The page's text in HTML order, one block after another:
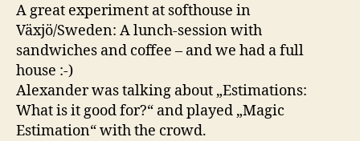
A great experiment at softhouse in
Växjö/Sweden: A lunch-session with
sandwiches and coffee – and we had a full
house :-)
Alexander was talking about „Estimations:
What is it good for?“ and played „Magic
Estimation“ with the crowd.